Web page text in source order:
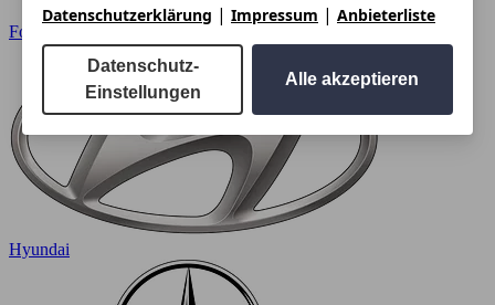
Ford
Hyundai
Datenschutzerklärung | Impressum | Anbieterliste
Datenschutz-
Einstellungen
Alle akzeptieren